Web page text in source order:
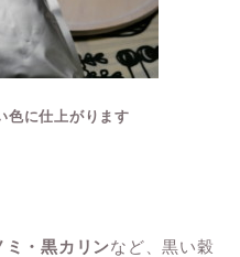
色に仕上がります
ミ・黒カリンなど、黒い穀